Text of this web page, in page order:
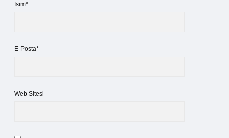
İsim*
E-Posta*
Web Sitesi